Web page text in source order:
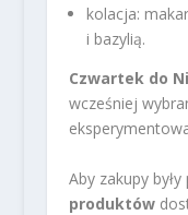
kolacja:
i bazylią.
Czwartek do
wcześniej
Aby zakupy
produktów